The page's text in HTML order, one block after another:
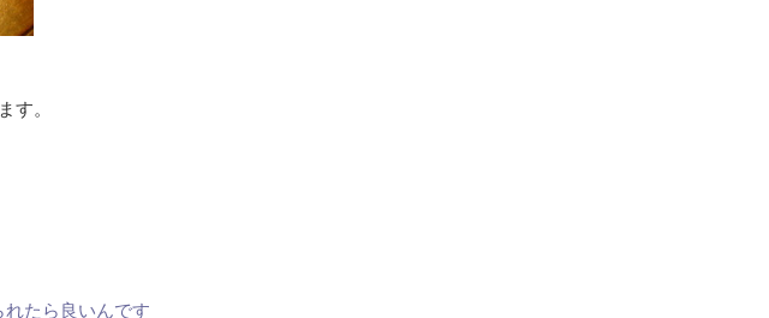
す。
たら良いんです